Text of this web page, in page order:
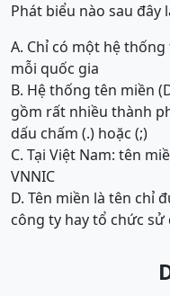
Phát biểu nào sau đây
A. Chỉ có một hệ
mỗi quốc gia
B. Hệ thống tên miền
gồm rất nhiều thành
dấu chấm (.) hoặc (;)
C. Tại Việt Nam: tên
VNNIC
D. Tên miền là tên chỉ
công ty hay tổ chức